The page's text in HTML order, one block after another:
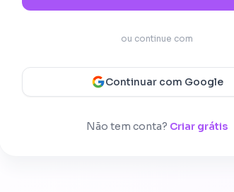
ou continue com
Continuar com Google
Não tem conta? Criar grátis